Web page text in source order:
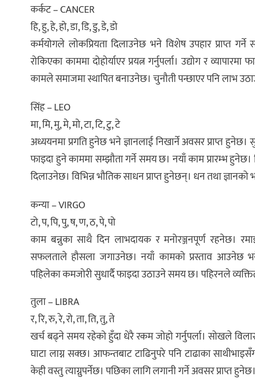
कर्कट – CANCER
हि, हु, हे, हो, डा, डि, डु, डे, डो
कर्मयोगले लोकप्रियता दिलाउनेछ भने विशेष उपहार प्राप्त
रोकिएका काममा दोहोर्याएर प्रयत्न गर्नुपर्ला। उद्योग र
कामले समाजमा स्थापित बनाउनेछ। चुनौती पन्छाएर पनि लाभ
सिंह – LEO
मा, मि, मु, मे, मो, टा, टि, टु, टे
अध्ययनमा प्रगति हुनेछ भने ज्ञानलाई निखार्ने अवसर प्राप्त
फाइदा हुने काममा सम्झौता गर्ने समय छ। नयाँ काम प्रारम्भ
दिलाउनेछ। विभिन्न भौतिक साधन प्राप्त हुनेछन्। धन तथा ज्ञानको
कन्या – VIRGO
टो, प, पि, पु, ष, ण, ठ, पे, पो
काम बन्नुका साथै दिन लाभदायक र मनोरञ्जनपूर्ण रहनेछ।
सफलताले हौसला जगाउनेछ। नयाँ कामको प्रस्ताव आउनेछ
पहिलेका कमजोरी सुधार्दै फाइदा उठाउने समय छ। पहिरनले
तुला – LIBRA
र, रि, रु, रे, रो, ता, ति, तु, ते
खर्च बढ्ने समय रहेको हुँदा धेरै रकम जोहो गर्नुपर्ला। सोखले
घाटा लाग्न सक्छ। आफन्तबाट टाढिनुपरे पनि टाढाका
केही वस्तु त्याग्नुपर्नेछ। पछिका लागि लगानी गर्ने अवसर प्राप्त हुनेछ।